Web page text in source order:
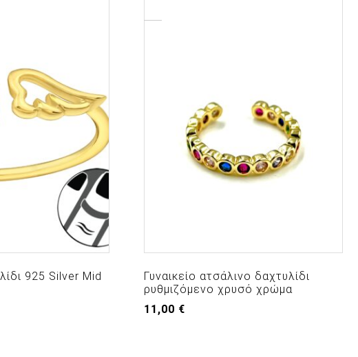
925 Silver Mid
Γυναικείο ατσάλινο δαχτυλίδι
ρυθμιζόμενο χρυσό χρώμα
11,00 €